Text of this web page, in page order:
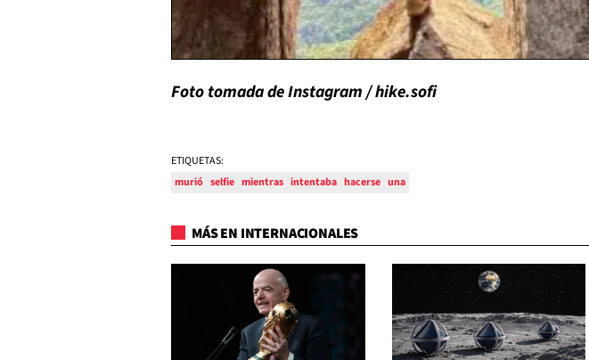
Foto tomada de Instagram / hike.sofi
ETIQUETAS:
murió selfie mientras intentaba hacerse una
MÁS EN INTERNACIONALES